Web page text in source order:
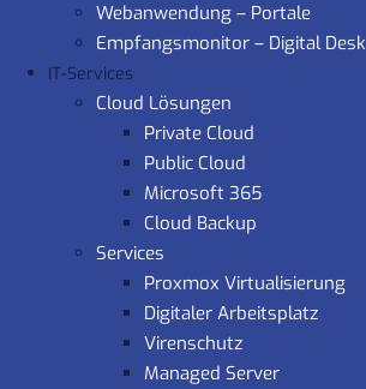
Webanwendung – Portale
Empfangsmonitor – Digital Desk
IT-Services
Cloud Lösungen
Private Cloud
Public Cloud
Microsoft 365
Cloud Backup
Services
Proxmox Virtualisierung
Digitaler Arbeitsplatz
Virenschutz
Managed Server